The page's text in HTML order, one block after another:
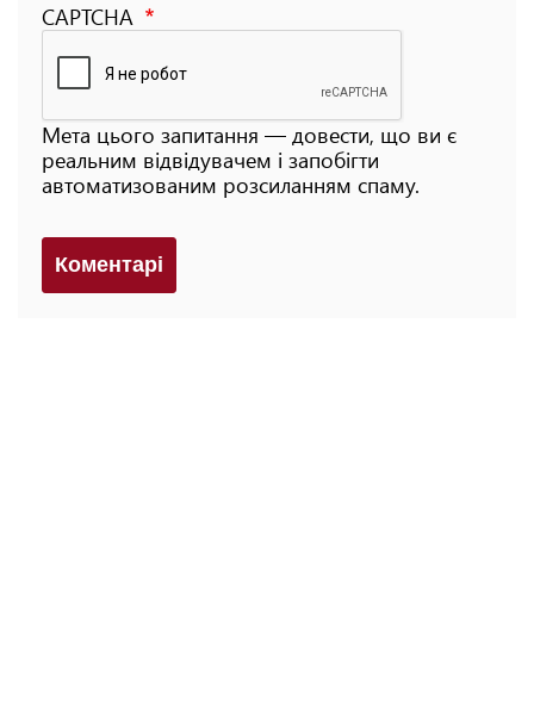
CAPTCHA
Мета цього запитання — довести, що ви є
реальним відвідувачем і запобігти
автоматизованим розсиланням спаму.
Коментарi